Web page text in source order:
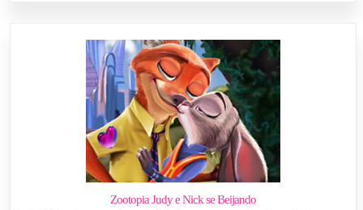
Zootopia Judy e Nick se Beijando